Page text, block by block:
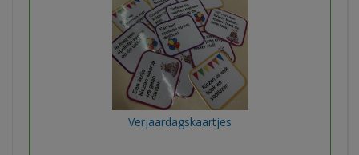
Verjaardagskaartjes